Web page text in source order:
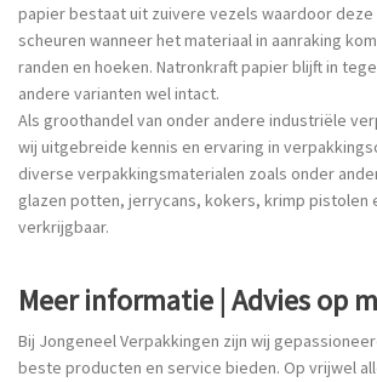
papier bestaat uit zuivere vezels waardoor deze
scheuren wanneer het materiaal in aanraking
randen en hoeken. Natronkraft papier blijft in
andere varianten wel intact.
Als groothandel van onder andere industriële
wij uitgebreide kennis en ervaring in
diverse verpakkingsmaterialen zoals onder
glazen potten, jerrycans, kokers, krimp pistolen
verkrijgbaar.
Meer informatie | Advies op
Bij Jongeneel Verpakkingen zijn wij
beste producten en service bieden. Op vrijwel